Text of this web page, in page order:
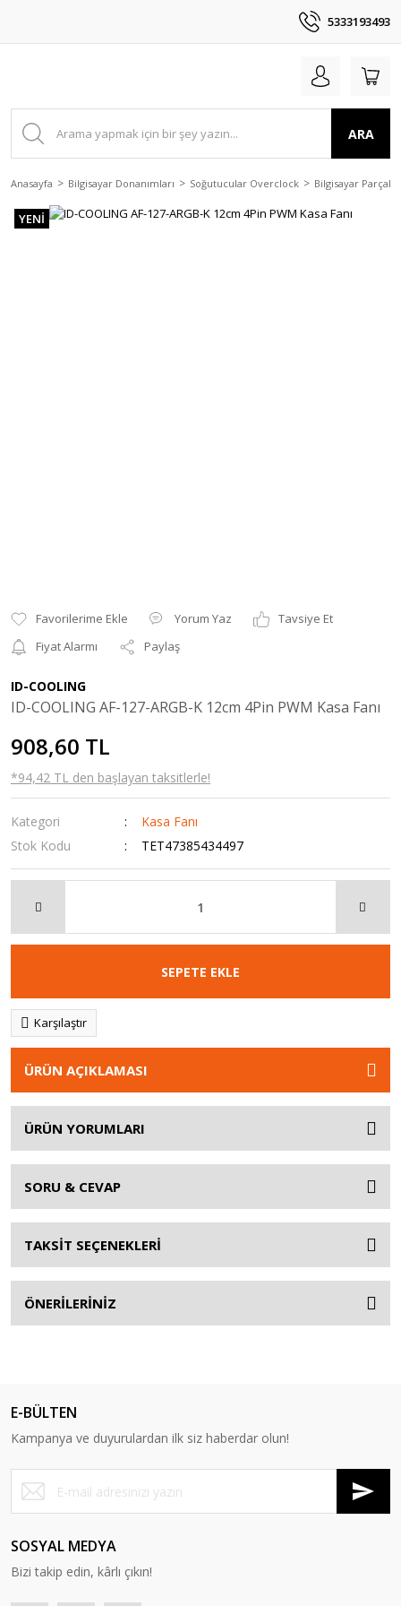
5333193493
ARA
Anasayfa Bilgisayar Donanımları Soğutucular Overclock Bilgisayar
YENİ
Yorum Yaz
Tavsiye Et
Fiyat Alarmı
Paylaş
ID-COOLING
ID-COOLING AF-127-ARGB-K 12cm 4Pin PWM Kasa Fanı
908,60 TL
*94,42 TL den başlayan taksitlerle!
Kategori
Kasa Fanı
Stok Kodu
TET47385434497
SEPETE EKLE
Karşılaştır
ÜRÜN AÇIKLAMASI
ÜRÜN YORUMLARI
SORU & CEVAP
TAKSİT SEÇENEKLERİ
ÖNERİLERİNİZ
E-BÜLTEN
Kampanya ve duyurulardan ilk siz haberdar olun!
SOSYAL MEDYA
Bizi takip edin, kârlı çıkın!